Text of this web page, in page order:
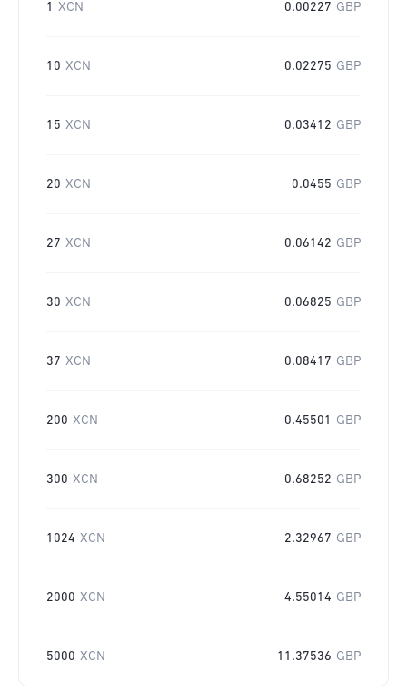
1 XCN 0.00227 GBP
10 XCN 0.02275 GBP
15 XCN 0.03412 GBP
20 XCN 0.0455 GBP
27 XCN 0.06142 GBP
30 XCN 0.06825 GBP
37 XCN 0.08417 GBP
200 XCN 0.45501 GBP
300 XCN 0.68252 GBP
1024 XCN 2.32967 GBP
2000 XCN 4.55014 GBP
5000 XCN 11.37536 GBP